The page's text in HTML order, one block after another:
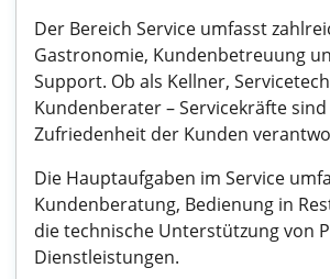
Der Bereich Service umfasst
Gastronomie, Kundenbetreuung
Support. Ob als Kellner,
Kundenberater – Servicekräfte
Zufriedenheit der Kunden
Die Hauptaufgaben im Service
Kundenberatung, Bedienung in
die technische Unterstützung von
Dienstleistungen.